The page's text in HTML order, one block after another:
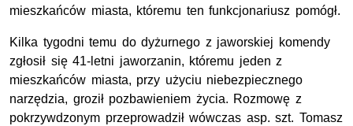
mieszkańców miasta, któremu ten funkcjonariusz pomógł.
Kilka tygodni temu do dyżurnego z jaworskiej komendy
zgłosił się 41-letni jaworzanin, któremu jeden z
mieszkańców miasta, przy użyciu niebezpiecznego
narzędzia, groził pozbawieniem życia. Rozmowę z
pokrzywdzonym przeprowadził wówczas asp. szt. Tomasz